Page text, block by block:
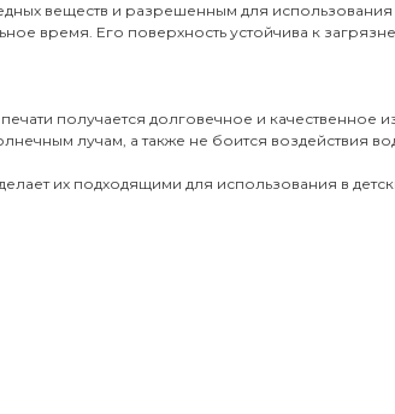
веществ и разрешенным для использования
время. Его поверхность устойчива к
получается долговечное и качественное
лучам, а также не боится воздействия
их подходящими для использования в